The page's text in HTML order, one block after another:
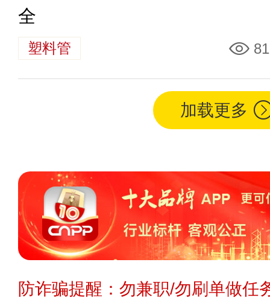
全
塑料管
加载更多
防诈骗提醒：勿兼职/勿刷单做任